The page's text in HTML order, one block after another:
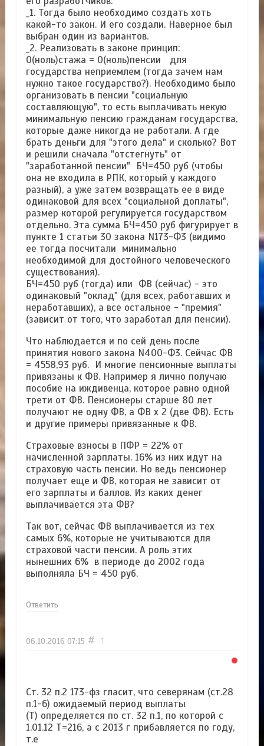
_1. Тогда было необходимо создать хоть
какой-то закон. И его создали. Наверное был
выбран один из вариантов.
_2. Реализовать в законе принцип:
0(ноль)стажа = 0(ноль)пенсии для
государства неприемлем (тогда зачем нам
нужно такое государство?). Необходимо было
организовать в пенсии "социальную
составляющую", то есть выплачивать некую
минимальную пенсию гражданам государства,
которые даже никогда не работали. А где
брать деньги для "этого дела" и сколько? Вот
и решили сначала "отстегнуть" от
"заработанной пенсии" БЧ=450 руб (чтобы
она не входила в РПК, который у каждого
разный), а уже затем возвращать ее в виде
одинаковой для всех "социальной доплаты",
размер которой регулируется государством
отдельно. Эта сумма БЧ=450 руб фигурирует в
пункте 1 статьи 30 закона N173-Ф3 (видимо
ее тогда посчитали минимально
необходимой для достойного человеческого
существования).
БЧ=450 руб (тогда) или ФВ (сейчас) - это
одинаковый "оклад" (для всех, работавших и
неработавших), а все остальное - "премия"
(зависит от того, что заработал для пенсии).
Что наблюдается и по сей день после
принятия нового закона N400-Ф3. Сейчас ФВ
= 4558,93 руб. И многие пенсионные выплаты
привязаны к ФВ. Например я лично получаю
пособие на иждивенца, которое равно одной
трети от ФВ. Пенсионеры старше 80 лет
получают не одну ФВ, а ФВ x 2 (две ФВ). Есть
и другие примеры привязанные к ФВ.
Страховые взносы в ПФР = 22% от
начисленной зарплаты. 16% из них идут на
страховую часть пенсии. Но ведь пенсионер
получает еще и ФВ, которая не зависит от
его зарплаты и баллов. Из каких денег
выплачивается эта ФВ?
Так вот, сейчас ФВ выплачивается из тех
самых 6%, которые не учитываются для
страховой части пенсии. А роль этих
нынешних 6% в периоде до 2002 года
выполняла БЧ = 450 руб.
Ответить
06.10.2016 07:15 # ↑
Ст. 32 п.2 173-фз гласит, что северянам (ст.28
п.1-6) ожидаемый период выплаты
(Т) определяется по ст. 32 п.1, по которой с
1.01.12 Т=216, а с 2013 г прибавляется по году,
т.е